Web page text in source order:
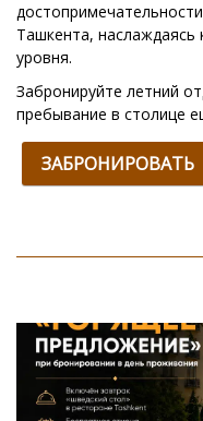
Ташкента,
уровня.
Забронируйте летний
пребывание в столице
ЗАБРОНИРОВАТЬ